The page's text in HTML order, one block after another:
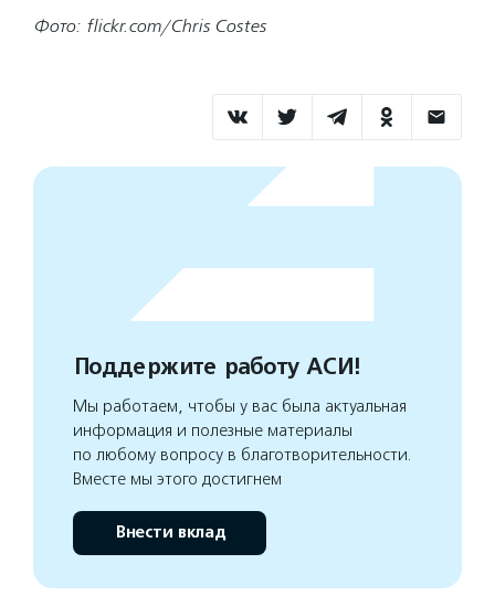
Фото: flickr.com/Chris Costes
Поддержите работу АСИ!
Мы работаем, чтобы у вас была актуальная
информация и полезные материалы
по любому вопросу в благотворительности.
Вместе мы этого достигнем
Внести вклад